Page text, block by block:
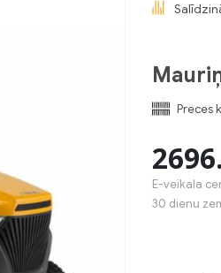
Preces
E-veikala
30 dienu